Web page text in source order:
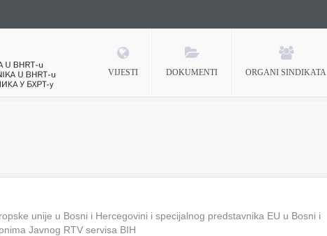
BHRT-u
VIJESTI DOKUMENTI ORGANI SINDIKATA
unije u Bosni i Hercegovini i specijalnog predstavnika EU u Bosni i
Javnog RTV servisa BIH